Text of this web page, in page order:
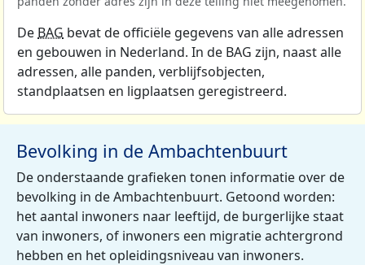
De BAG bevat de officiële gegevens van alle adressen
en gebouwen in Nederland. In de BAG zijn, naast alle
adressen, alle panden, verblijfsobjecten,
standplaatsen en ligplaatsen geregistreerd.
Bevolking in de Ambachtenbuurt
De onderstaande grafieken tonen informatie over de
bevolking in de Ambachtenbuurt. Getoond worden:
het aantal inwoners naar leeftijd, de burgerlijke staat
van inwoners, of inwoners een migratie achtergrond
hebben en het opleidingsniveau van inwoners.